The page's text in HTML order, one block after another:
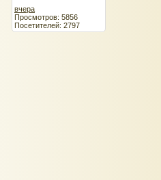
вчера
Просмотров: 5856
Посетителей: 2797